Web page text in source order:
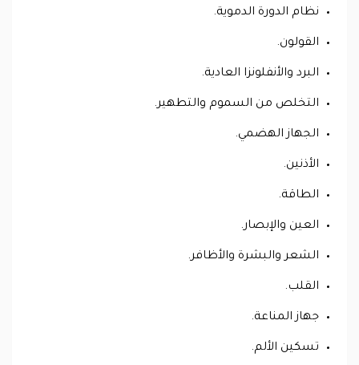
نظام الدورة الدموية.
القولون.
البرد والأنفلونزا العادية.
التخلص من السموم والتطهير.
الجهاز الهضمي.
الأذنين.
الطاقة.
العين والإبصار.
الشعر والبشرة والأظافر.
القلب.
جهاز المناعة.
تسكين الألم.